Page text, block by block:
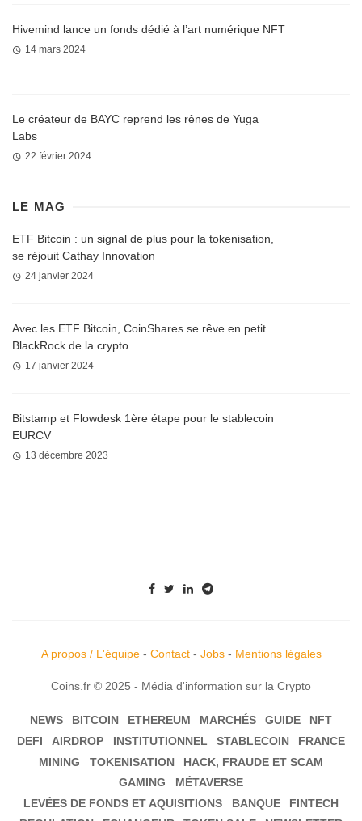
Hivemind lance un fonds dédié à l’art numérique NFT
14 mars 2024
Le créateur de BAYC reprend les rênes de Yuga
Labs
22 février 2024
LE MAG
ETF Bitcoin : un signal de plus pour la tokenisation,
se réjouit Cathay Innovation
24 janvier 2024
Avec les ETF Bitcoin, CoinShares se rêve en petit
BlackRock de la crypto
17 janvier 2024
Bitstamp et Flowdesk 1ère étape pour le stablecoin
EURCV
13 décembre 2023
A propos / L'équipe- Contact- Jobs- Mentions légales
Coins.fr © 2025 - Média d'information sur la Crypto
NEWS BITCOIN ETHEREUM MARCHÉS GUIDE
NFT
DEFI
AIRDROP INSTITUTIONNEL STABLECOIN
FRANCE
MINING
TOKENISATION
HACK, FRAUDE ET SCAM
GAMING
MÉTAVERSE
LEVÉES DE FONDS ET AQUISITIONS
BANQUE
FINTECH